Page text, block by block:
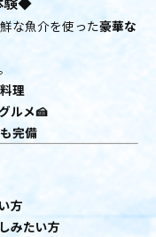
な魚介を使った豪華な
理
ルメ🍰
完備
方
みたい方